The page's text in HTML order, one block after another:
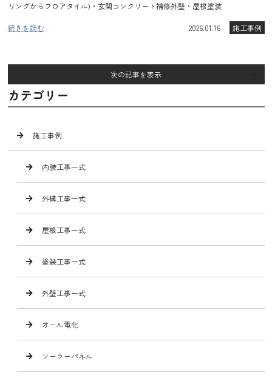
リングからフロアタイル)・玄関コンクリート補修外壁・屋根塗装
続きを読む 2026.01.16 施工事例
次の記事を表示
カテゴリー
施工事例
内装工事一式
外構工事一式
屋根工事一式
塗装工事一式
外壁工事一式
オール電化
ソーラーパネル